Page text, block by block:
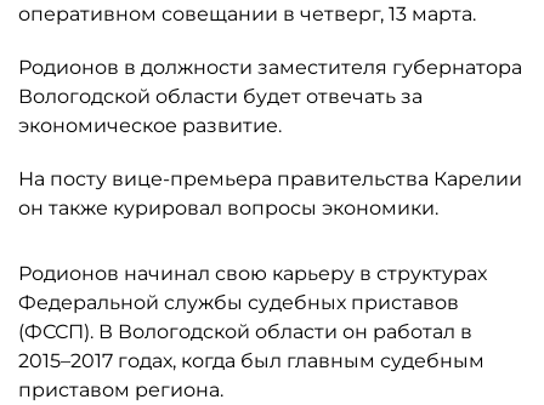
оперативном совещании в четверг, 13 марта.
Родионов в должности заместителя губернатора
Вологодской области будет отвечать за
экономическое развитие.
На посту вице-премьера правительства Карелии
он также курировал вопросы экономики.
Родионов начинал свою карьеру в структурах
Федеральной службы судебных приставов
(ФССП). В Вологодской области он работал в
2015–2017 годах, когда был главным судебным
приставом региона.